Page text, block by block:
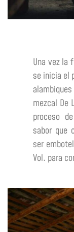
Una vez la
se inicia el
mezcal De
proceso
sabor que
ser
Vol. para